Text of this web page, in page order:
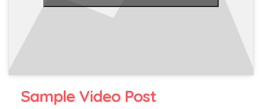
Sample Video Post